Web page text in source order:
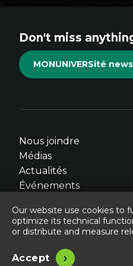
will
open
in
will
in
Don't miss
MONUNIVERSité
Nous joindre
Médias
Actualités
Événements
© Université de
Website designed,
Our website use cookies to
optimize its technical
or distribute and measure
Accept